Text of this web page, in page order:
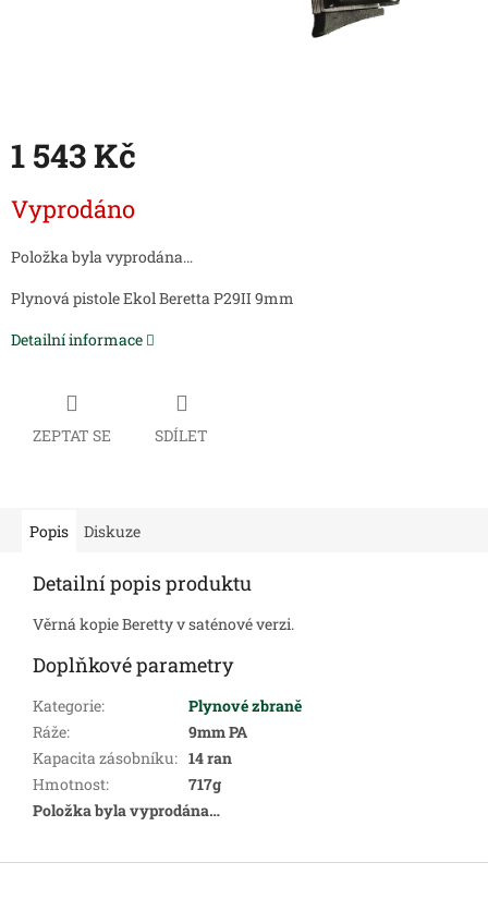
1 543 Kč
cena:
Vyprodáno
Položka byla vyprodána…
Plynová pistole Ekol Beretta P29II 9mm
Detailní informace
ZEPTAT SE SDÍLET
Popis Diskuze
Detailní popis produktu
Věrná kopie Beretty v saténové verzi.
Doplňkové parametry
Kategorie:
Plynové zbraně
Ráže:
9mm PA
Kapacita zásobníku: 14 ran
Hmotnost:
717g
Položka byla vyprodána…
Z